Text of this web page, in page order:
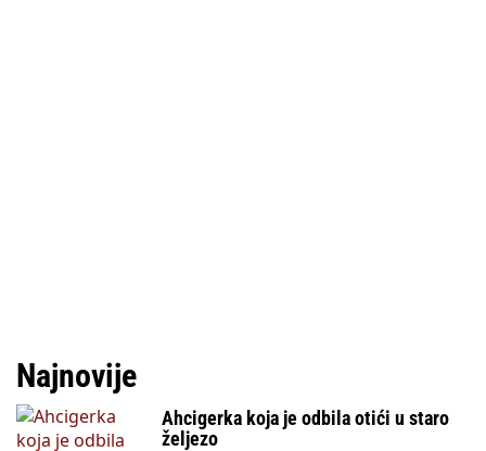
Najnovije
Ahcigerka koja je odbila otići u staro
željezo